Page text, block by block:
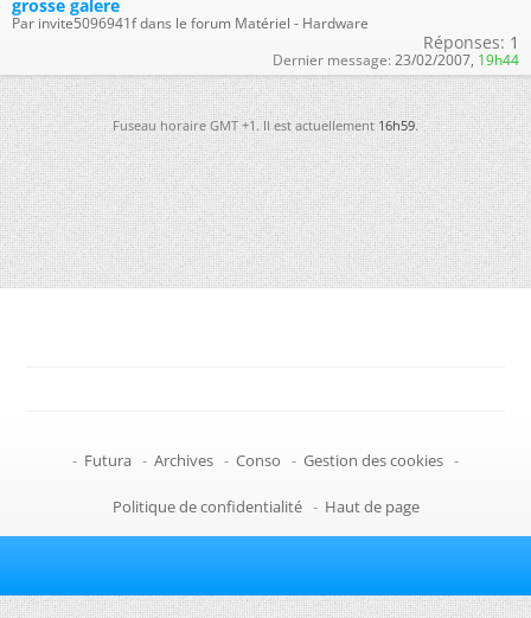
grosse galere
Par invite5096941f dans le forum Matériel - Hardware
Réponses: 1
Dernier message: 23/02/2007, 19h44
Fuseau horaire GMT +1. Il est actuellement16h59.
- Futura - Archives - Conso - Gestion des cookies -
Politique de confidentialité - Haut de page